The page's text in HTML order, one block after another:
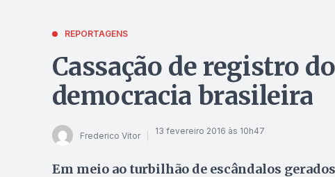
REPORTAGENS
Cassação de registro
democracia brasileira
Frederico Vitor 13 fevereiro 2016 às 10h47
Em meio ao turbilhão de escândalos